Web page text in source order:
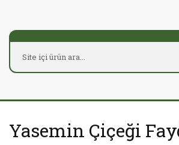
Yasemin Çiçeği